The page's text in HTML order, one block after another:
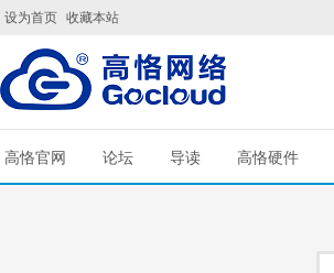
设为首页 收藏本站
高恪官网 论坛 导读 高恪硬件